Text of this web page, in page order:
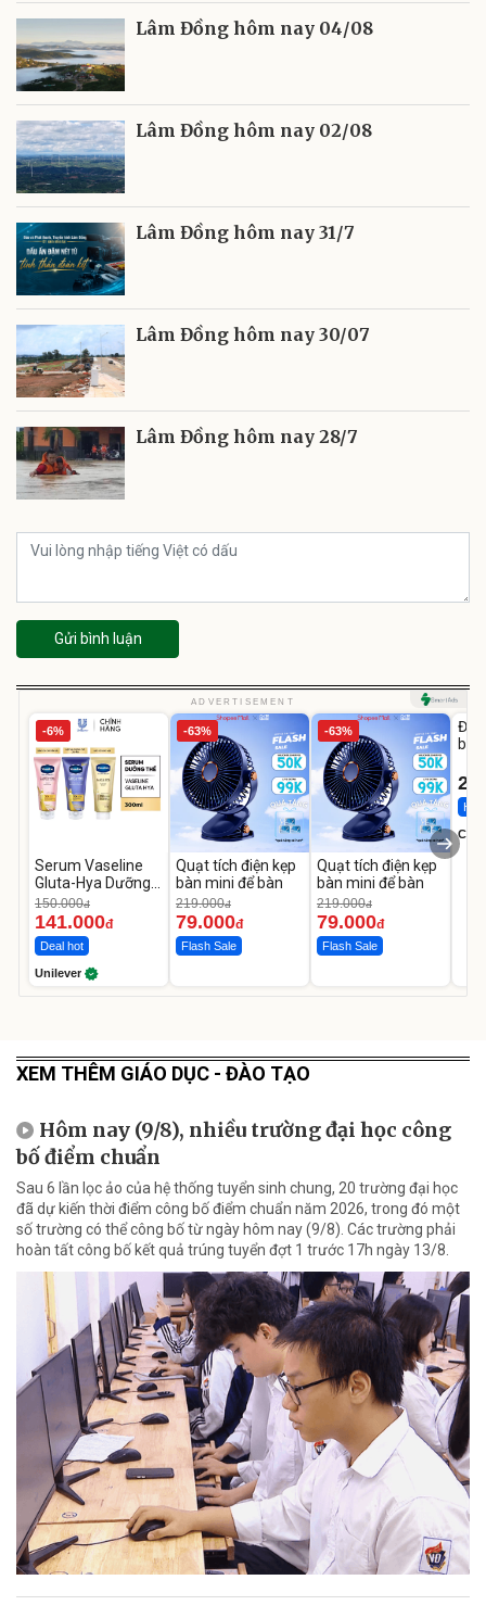
Lâm Đồng hôm nay 04/08
Lâm Đồng hôm nay 02/08
Lâm Đồng hôm nay 31/7
Lâm Đồng hôm nay 30/07
Lâm Đồng hôm nay 28/7
Gửi bình luận
ADVERTISEMENT
-6%
Serum Vaseline
Gluta-Hya Dưỡng
Da Sáng Mịn Sau 7
Ngày
150.000đ
141.000đ
Deal hot
Unilever
-63%
Quạt tích điện kẹp
bàn mini để bàn
219.000đ
79.000đ
Flash Sale
-63%
Quạt tích điện kẹp
bàn mini để bàn
219.000đ
79.000đ
Flash Sale
Đai
bé
Hot
XEM THÊM GIÁO DỤC - ĐÀO TẠO
Hôm nay (9/8), nhiều trường đại học công
bố điểm chuẩn
Sau 6 lần lọc ảo của hệ thống tuyển sinh chung, 20 trường đại học
đã dự kiến thời điểm công bố điểm chuẩn năm 2026, trong đó một
số trường có thể công bố từ ngày hôm nay (9/8). Các trường phải
hoàn tất công bố kết quả trúng tuyển đợt 1 trước 17h ngày 13/8.